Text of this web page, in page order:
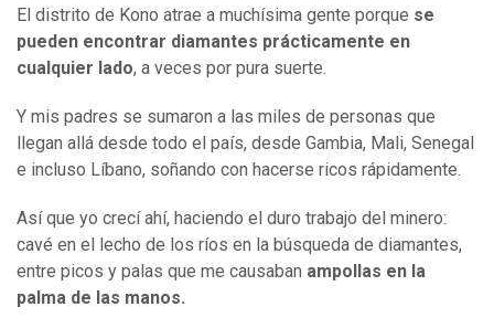
El distrito de Kono atrae a muchísima gente porque se
pueden encontrar diamantes prácticamente en
cualquier lado, a veces por pura suerte.
Y mis padres se sumaron a las miles de personas que
llegan allá desde todo el país, desde Gambia, Mali, Senegal
e incluso Líbano, soñando con hacerse ricos rápidamente.
Así que yo crecí ahí, haciendo el duro trabajo del minero:
cavé en el lecho de los ríos en la búsqueda de diamantes,
entre picos y palas que me causaban ampollas en la
palma de las manos.